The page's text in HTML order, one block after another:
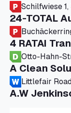
Schilfwiese
24-TOTAL
4 RATAI
A Clean
Littlefair
A.W
Progress